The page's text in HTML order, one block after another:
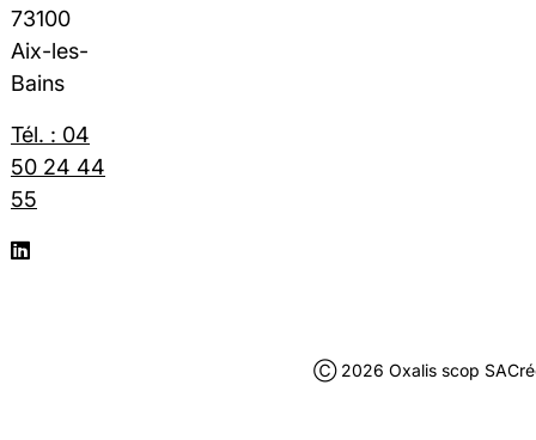
73100
Aix-les-
Bains
Tél. : 04
50 24 44
55
Ⓒ 2026 Oxalis scop SA